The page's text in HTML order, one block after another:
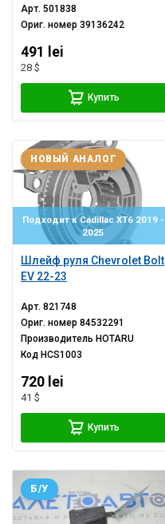
Арт.501838
Ориг. номер39136242
491 lei
28 $
Купить
Подходит к Cadillac XT6 2019 -
2025
Шлейф руля Chevrolet Bolt
EV 22-23
НОВЫЙ АНАЛОГ
Арт.821748
Ориг. номер84532291
Производитель HOTARU
Код HCS1003
720 lei
41 $
Купить
Б/У